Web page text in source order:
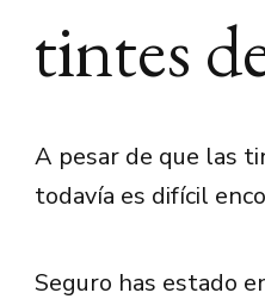
tintes
A pesar de que las
todavía es difícil
Seguro has estado